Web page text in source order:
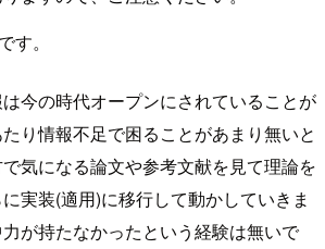
す。
今の時代オープンにされていることが
り情報不足で困ることがあまり無いと
気になる論文や参考文献を見て理論を
実装(適用)に移行して動かしていきま
が持たなかったという経験は無いで